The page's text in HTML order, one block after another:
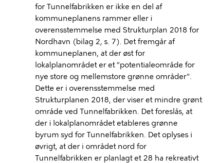
for Tunnelfabrikken er ikke en del af
kommuneplanens rammer eller i
overensstemmelse med Strukturplan 2018 for
Nordhavn (bilag 2, s. 7). Det fremgår af
kommuneplanen, at der øst for
lokalplanområdet er et ”potentialeområde for
nye store og mellemstore grønne områder”.
Dette er i overensstemmelse med
Strukturplanen 2018, der viser et mindre grønt
område ved Tunnelfabrikken. Det foreslås, at
der i lokalplanområdet etableres grønne
byrum syd for Tunnelfabrikken. Det oplyses i
øvrigt, at der i området nord for
Tunnelfabrikken er planlagt et 28 ha rekreativt